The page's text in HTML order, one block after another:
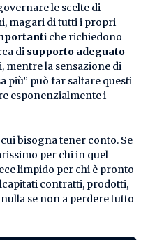
le scelte di
magari di tutti i propri
che richiedono
di supporto adeguato
mentre la sensazione di
più” può far saltare questi
esponenzialmente i
bisogna tener conto. Se
per chi in quel
limpido per chi è pronto
contratti, prodotti,
se non a perdere tutto